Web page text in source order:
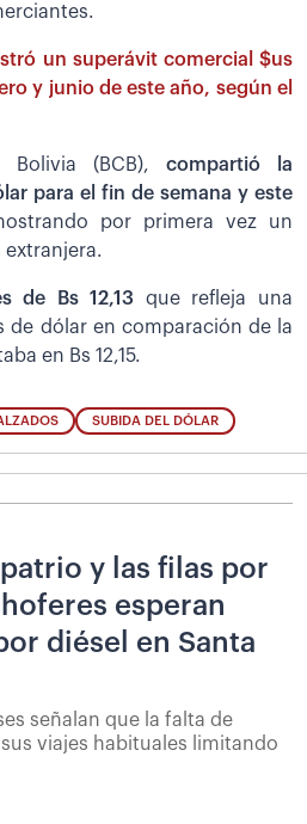
un superávit comercial $us
y junio de este año, según el
Bolivia (BCB), compartió la
para el fin de semana y este
por primera vez un
extranjera.
de Bs 12,13 que refleja una
de dólar en comparación de la
en Bs 12,15.
SUBIDA DEL DÓLAR
y las filas por
esperan
diésel en Santa
señalan que la falta de
viajes habituales limitando